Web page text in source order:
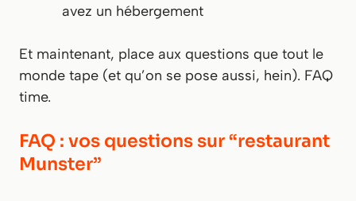
avez un hébergement
Et maintenant, place aux questions que tout le
monde tape (et qu’on se pose aussi, hein). FAQ
time.
FAQ : vos questions sur “restaurant
Munster”